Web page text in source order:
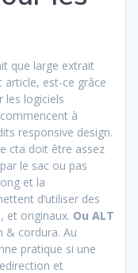
que large extrait
article, est-ce grâce
les logiciels
à
responsive design.
cta doit être assez
le sac ou pas
et la
d’utiliser des
et originaux. Ou ALT
& cordura. Au
pratique si une
et